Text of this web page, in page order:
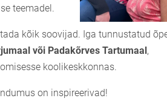
teemadel.
kõik soovijad. Iga tunnustatud
või Padakõrves Tartumaal,
koolikeskkonnas.
on inspireerivad!